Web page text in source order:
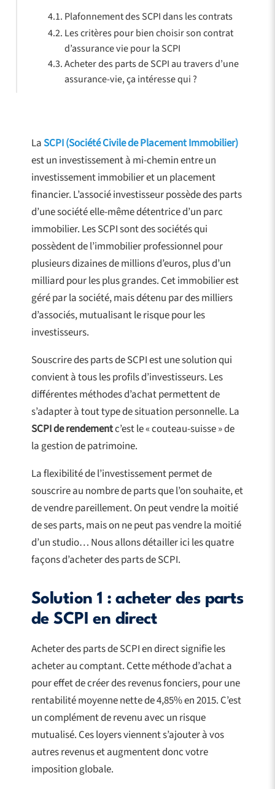
LaSCPI (Société Civile de Placement Immobilier)
est un investissement à mi-chemin entre un
investissement immobilier et un placement
financier. L’associé investisseur possède des parts
d’une société elle-même détentrice d’un parc
immobilier. Les SCPI sont des sociétés qui
possèdent de l’immobilier professionnel pour
plusieurs dizaines de millions d’euros, plus d’un
milliard pour les plus grandes. Cet immobilier est
géré par la société, mais détenu par des milliers
d’associés, mutualisant le risque pour les
investisseurs.
Souscrire des parts de SCPI est une solution qui
convient à tous les profils d’investisseurs. Les
différentes méthodes d’achat permettent de
s’adapter à tout type de situation personnelle. La
SCPI de rendementc’est le « couteau-suisse » de
la gestion de patrimoine.
La flexibilité de l’investissement permet de
souscrire au nombre de parts que l’on souhaite, et
de vendre pareillement. On peut vendre la moitié
de ses parts, mais on ne peut pas vendre la moitié
d’un studio… Nous allons détailler ici les quatre
façons d’acheter des parts de SCPI.
Solution 1 : acheter des parts
de SCPI en direct
Acheter des parts de SCPI en direct signifie les
acheter au comptant. Cette méthode d’achat a
pour effet de créer des revenus fonciers, pour une
rentabilité moyenne nette de 4,85% en 2015. C’est
un complément de revenu avec un risque
mutualisé. Ces loyers viennent s’ajouter à vos
autres revenus et augmentent donc votre
imposition globale.
Plafonnement des SCPI dans les contrats
Les critères pour bien choisir son contrat
d’assurance vie pour la SCPI
Acheter des parts de SCPI au travers d’une
assurance-vie, ça intéresse qui ?